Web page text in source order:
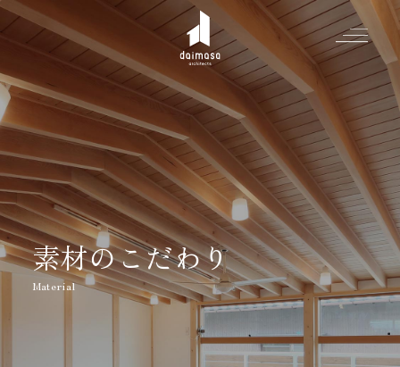
素材のこだわり
Greeting
はじめましての方へ
Made in DAIMASA
私たちの想い
オーダーメイドの住まい
For customer
施工実績
Topics